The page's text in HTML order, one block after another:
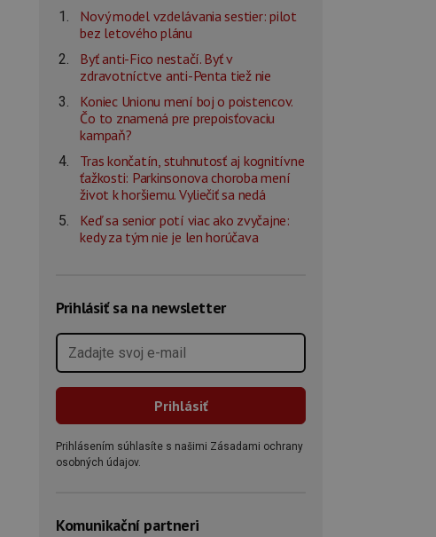
Nový model vzdelávania sestier: pilot
bez letového plánu
Byť anti-Fico nestačí. Byť v
zdravotníctve anti-Penta tiež nie
Koniec Unionu mení boj o poistencov.
Čo to znamená pre prepoisťovaciu
kampaň?
Tras končatín, stuhnutosť aj kognitívne
ťažkosti: Parkinsonova choroba mení
život k horšiemu. Vyliečiť sa nedá
Keď sa senior potí viac ako zvyčajne:
kedy za tým nie je len horúčava
Prihlásiť sa na newsletter
Prihlásením súhlasíte s našimi Zásadami ochrany
osobných údajov.
Komunikační partneri